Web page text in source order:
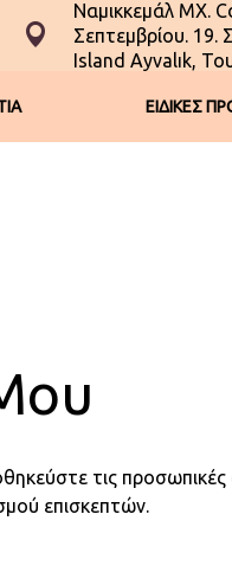
Ναμικκεμάλ ΜΧ.
Σεπτεμβρίου. 19.
Island Ayvalık,
ΕΙΔΙΚΕΣ
τις
επισκεπτών.